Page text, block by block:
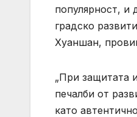
популярност, и
градско
Хуаншан,
„При защитата
печалби от
като